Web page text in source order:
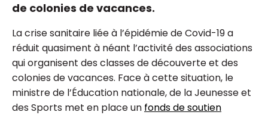
de colonies de vacances.
La crise sanitaire liée à l’épidémie de Covid-19 a
réduit quasiment à néant l’activité des associations
qui organisent des classes de découverte et des
colonies de vacances. Face à cette situation, le
ministre de l’Éducation nationale, de la Jeunesse et
des Sports met en place un fonds de soutien